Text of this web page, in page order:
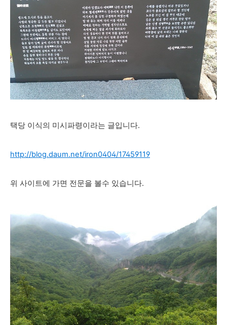
택당 이식의 미시파령이라는 글입니다.
http://blog.daum.net/iron0404/17459119
위 사이트에 가면 전문을 볼수 있습니다.